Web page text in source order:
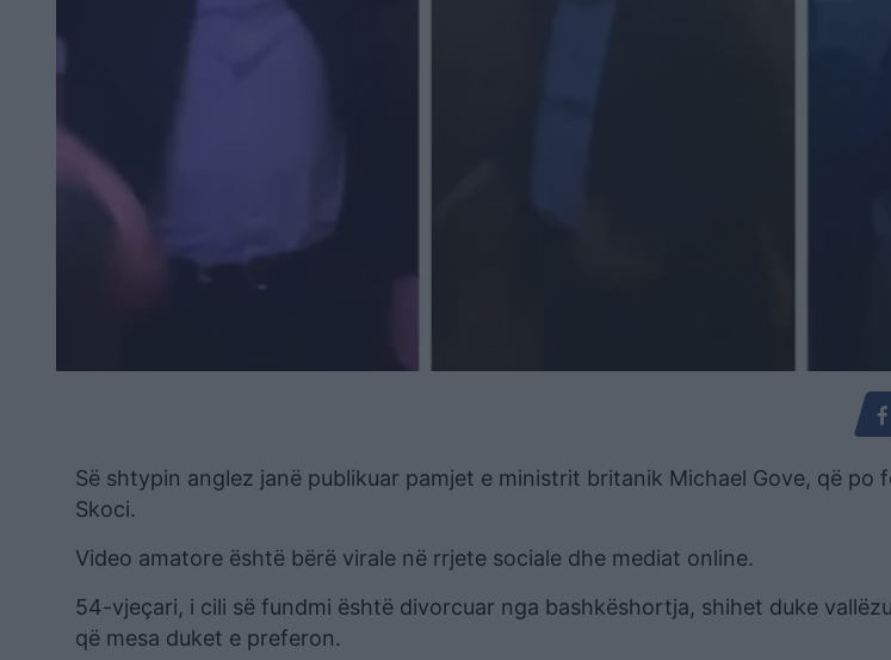
Së shtypin anglez janë publikuar pamjet e ministrit britanik Michael Gove, që po
Skoci.
Video amatore është bërë virale në rrjete sociale dhe mediat online.
54-vjeçari, i cili së fundmi është divorcuar nga bashkëshortja, shihet duke
që mesa duket e preferon.